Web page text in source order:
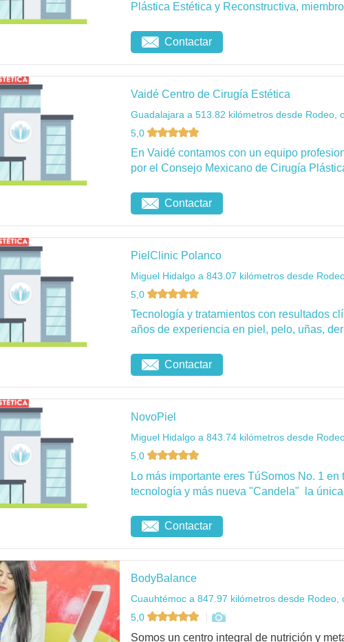
Plástica Estética y Reconstructiva,
Contactar
Vaidé Centro de Cirugía Estética
Guadalajara a 513.82 kilómetros desde Rodeo,
5,0
En Vaidé contamos con un equipo
por el Consejo Mexicano de Cirugía
Contactar
PielClinic Polanco
Miguel Hidalgo a 843.07 kilómetros desde
5,0
Tecnología y tratamientos con resultados
años de experiencia en piel, pelo, uñas,
Contactar
NovoPiel
Miguel Hidalgo a 843.74 kilómetros desde
5,0
Lo más importante eres TúSomos No. 1
tecnología y más nueva "Candela" la
Contactar
BodyBalance
Cuauhtémoc a 847.97 kilómetros desde Rodeo,
5,0
Somos un centro integral de nutrición y